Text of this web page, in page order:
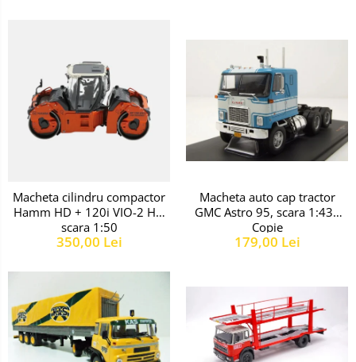
Macheta cilindru compactor
Hamm HD + 120i VIO-2 HF,
scara 1:50
350,00 Lei
Macheta auto cap tractor
GMC Astro 95, scara 1:43 -
Copie
179,00 Lei